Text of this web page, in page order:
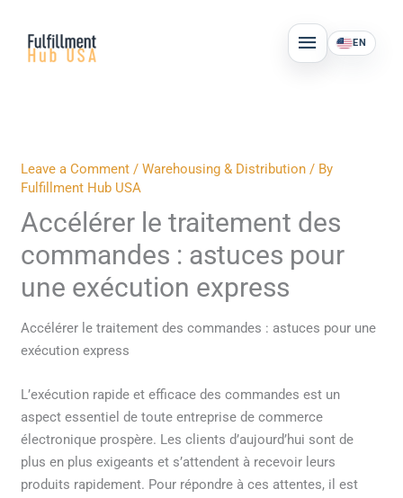
content
MAIN
MENU
EN
Leave a Comment /Warehousing & Distribution / By
Fulfillment Hub USA
Accélérer le traitement des
commandes : astuces pour
une exécution express
Accélérer le traitement des commandes : astuces pour une
exécution express
L’exécution rapide et efficace des commandes est un
aspect essentiel de toute entreprise de commerce
électronique prospère. Les clients d’aujourd’hui sont de
plus en plus exigeants et s’attendent à recevoir leurs
produits rapidement. Pour répondre à ces attentes, il est